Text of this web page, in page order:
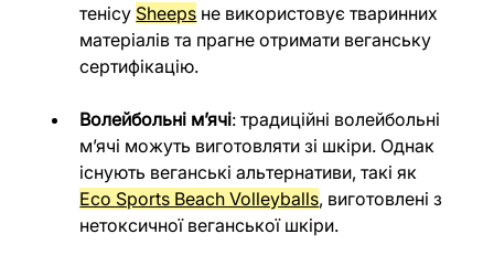
тенісу Sheeps не використовує тваринних
матеріалів та прагне отримати веганську
сертифікацію.
Волейбольні м’ячі: традиційні волейбольні
м’ячі можуть виготовляти зі шкіри. Однак
існують веганські альтернативи, такі як
Eco Sports Beach Volleyballs, виготовлені з
нетоксичної веганської шкіри.